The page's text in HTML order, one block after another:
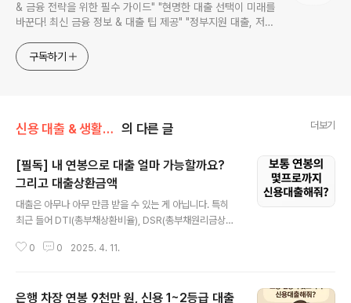
& 금융 전략을 위한 필수 가이드" "현명한 대출 선택이 미래를
바꾼다! 최신 금융 정보 & 대출 팁 제공" "정부지원 대출, 저금
"대출 고민 해결! 신용점수 관리부터 소액대출까지 한눈에 확
인하는 스마트 재테크 블로그" "금융을 알면 돈이 보인다! 신
구독하기
신용 대출 & 생활비 대출 의 다른 글 더보기
[필독] 내 연봉으로 대출 얼마 가능할까요?
그리고 대출상환금액
대출은 아무나 아무 만큼 받을 수 있는 게 아닙니다. 특히
최근 들어 DTI(총부채상환비율), DSR(총부채원리금상환
해준다더라'는 말만 믿고 움직였다간 낭패를 볼 수 있죠.오
다 읽고 나면, 막연했던 대출 계획이 숫자로 정리될 겁니다.
0 0 2025. 4. 11.
은행 차장 연봉 9천만 원, 신용 1~2등급 대출